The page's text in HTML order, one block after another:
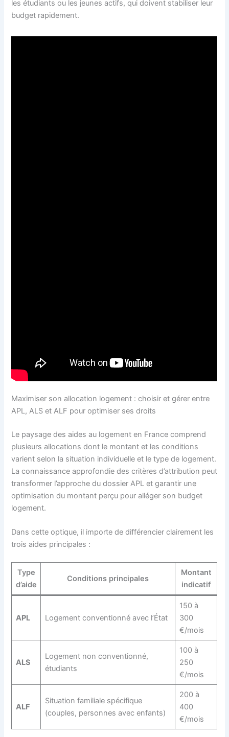
les étudiants ou les jeunes actifs, qui doivent stabiliser leur
budget rapidement.
Maximiser son allocation logement : choisir et gérer entre
APL, ALS et ALF pour optimiser ses droits
Le paysage des aides au logement en France comprend
plusieurs allocations dont le montant et les conditions
varient selon la situation individuelle et le type de logement.
La connaissance approfondie des critères d’attribution peut
transformer l’approche du dossier APL et garantir une
optimisation du montant perçu pour alléger son budget
logement.
Dans cette optique, il importe de différencier clairement les
trois aides principales :
Type
d’aide
Conditions principales
Montant
indicatif
APL Logement conventionné avec l’État
150 à
300
€/mois
ALS
Logement non conventionné,
étudiants
100 à
250
€/mois
ALF
Situation familiale spécifique
(couples, personnes avec enfants)
200 à
400
€/mois